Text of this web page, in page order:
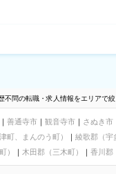
不問の転職・求人情報をエリアで
善通寺市 観音寺市 さぬき市
町、まんのう町）
綾歌郡（宇
）
木田郡（三木町） 香川郡